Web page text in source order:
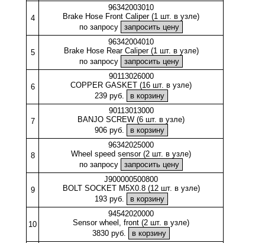
4
96342003010
Brake Hose Front Caliper (1 шт. в узле)
по запросу
5
96342004010
Brake Hose Rear Caliper (1 шт. в узле)
по запросу
6
90113026000
COPPER GASKET (16 шт. в узле)
239 руб.
7
90113013000
BANJO SCREW (6 шт. в узле)
906 руб.
8
96342025000
Wheel speed sensor (2 шт. в узле)
по запросу
9
J900000500800
BOLT SOCKET M5X0.8 (12 шт. в узле)
193 руб.
10
94542020000
Sensor wheel, front (2 шт. в узле)
3830 руб.